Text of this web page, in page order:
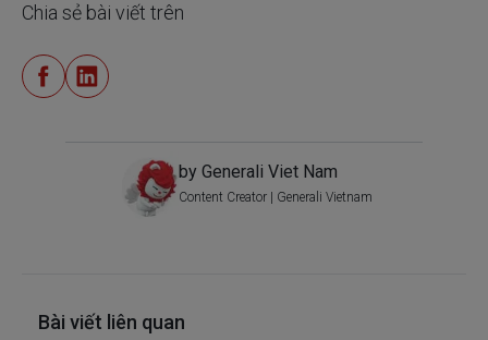
Chia sẻ bài viết trên
by Generali Viet Nam
Content Creator | Generali Vietnam
Bài viết liên quan